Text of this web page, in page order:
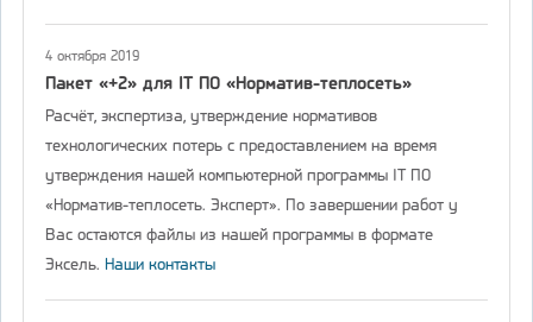
4 октября 2019
Пакет «+2» для IT ПО «Норматив-теплосеть»
Расчёт, экспертиза, утверждение нормативов
технологических потерь с предоставлением на время
утверждения нашей компьютерной программы IT ПО
«Норматив-теплосеть. Эксперт». По завершении работ у
Вас остаются файлы из нашей программы в формате
Эксель. Наши контакты